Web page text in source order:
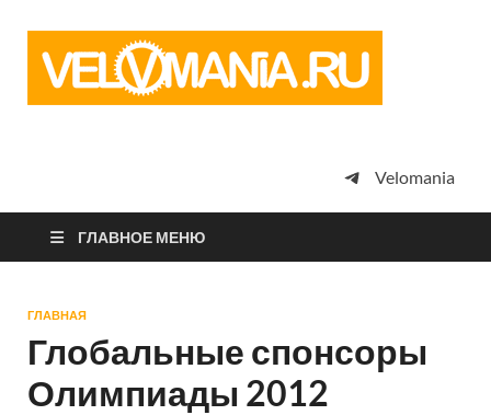
просто
Velomania
ГЛАВНОЕ МЕНЮ
ГЛАВНАЯ
Глобальные спонсоры
Олимпиады 2012